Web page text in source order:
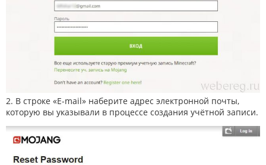
2. В строке «E-mail» наберите адрес электронной почты,
которую вы указывали в процессе создания учётной записи.